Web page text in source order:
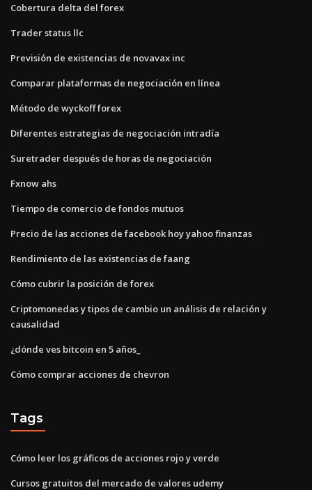
Cobertura delta del forex
Trader status llc
Previsión de existencias de novavax inc
Comparar plataformas de negociación en línea
Método de wyckoff forex
Diferentes estrategias de negociación intradía
Suretrader después de horas de negociación
Fxnow ahs
Tiempo de comercio de fondos mutuos
Precio de las acciones de facebook hoy yahoo finanzas
Rendimiento de las existencias de faang
Cómo cubrir la posición de forex
Criptomonedas y tipos de cambio un análisis de relación y
causalidad
¿dónde ves bitcoin en 5 años_
Cómo comprar acciones de chevron
Tags
Cómo leer los gráficos de acciones rojo y verde
Cursos gratuitos del mercado de valores udemy